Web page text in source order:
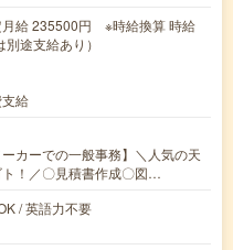
月給 235500円 ※時給換算 時給
途支給あり）
給
カーでの一般事務】＼人気の天
！／〇見積書作成〇図…
/ 英語力不要